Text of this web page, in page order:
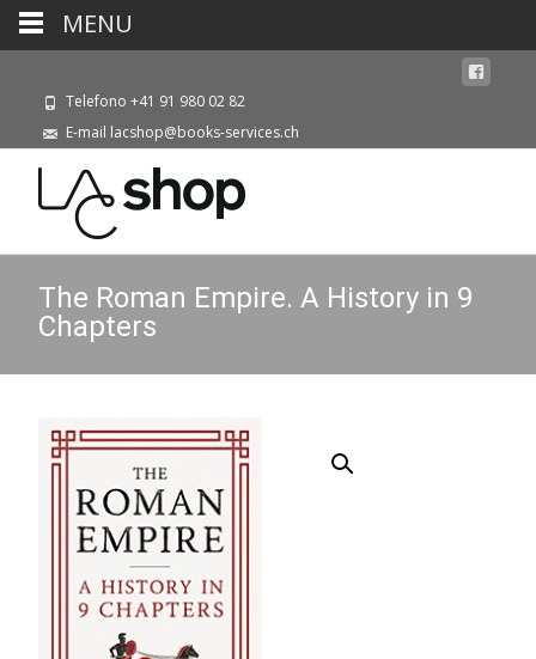
Telefono +41 91 980 02 82
E-mail lacshop@books-services.ch
The Roman Empire. A History in 9
Chapters
MENU